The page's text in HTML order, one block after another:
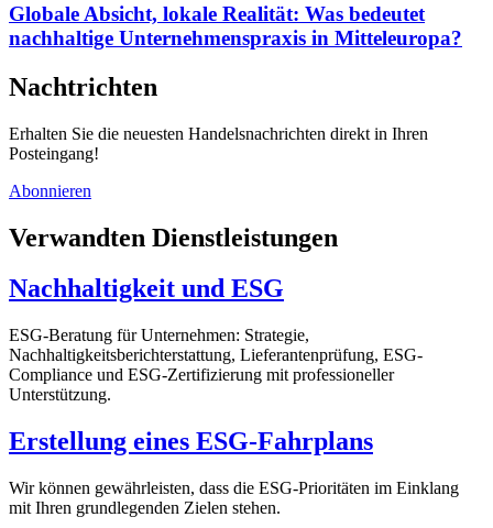
Globale Absicht, lokale Realität: Was bedeutet
nachhaltige Unternehmenspraxis in Mitteleuropa?
Nachtrichten
Erhalten Sie die neuesten Handelsnachrichten direkt in Ihren
Posteingang!
Abonnieren
Verwandten Dienstleistungen
Nachhaltigkeit und ESG
ESG-Beratung für Unternehmen: Strategie,
Nachhaltigkeitsberichterstattung, Lieferantenprüfung, ESG-
Compliance und ESG-Zertifizierung mit professioneller
Unterstützung.
Erstellung eines ESG-Fahrplans
Wir können gewährleisten, dass die ESG-Prioritäten im Einklang
mit Ihren grundlegenden Zielen stehen.